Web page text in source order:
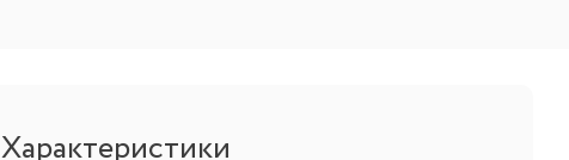
Характеристики